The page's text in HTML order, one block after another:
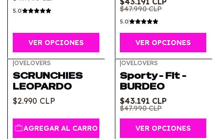
5.0
VER OPCIONES
$47.990 CLP
5.0
VER OPCIONES
|OVELOVERS
SCRUNCHIES
LEOPARDO
$2.990 CLP
AGREGAR AL CARRO
|OVELOVERS
Sporty - Fit -
BURDEO
$43.191 CLP
$47.990 CLP
VER OPCIONES